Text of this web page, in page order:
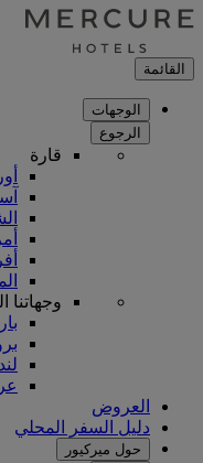
القائمة
الوجهات
الرجوع
قارة
وجهاتنا
العروض
دليل السفر المحلي
حول ميركيور